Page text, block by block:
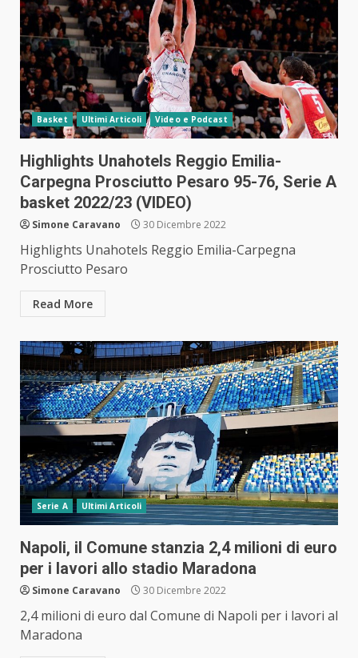
Basket Ultimi Articoli Video e Podcast
Highlights Unahotels Reggio Emilia-
Carpegna Prosciutto Pesaro 95-76, Serie A
basket 2022/23 (VIDEO)
Simone Caravano 30 Dicembre 2022
Highlights Unahotels Reggio Emilia-Carpegna
Prosciutto Pesaro
Read More
Serie A Ultimi Articoli
Napoli, il Comune stanzia 2,4 milioni di euro
per i lavori allo stadio Maradona
Simone Caravano 30 Dicembre 2022
2,4 milioni di euro dal Comune di Napoli per i lavori al
Maradona